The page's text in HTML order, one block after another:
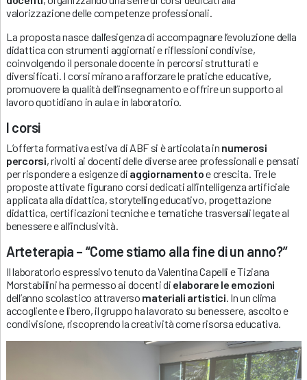
valorizzazione delle competenze professionali.
La proposta nasce dall’esigenza di accompagnare l’evoluzione della
didattica con strumenti aggiornati e riflessioni condivise,
coinvolgendo il personale docente in percorsi strutturati e
diversificati. I corsi mirano a rafforzare le pratiche educative,
promuovere la qualità dell’insegnamento e offrire un supporto al
lavoro quotidiano in aula e in laboratorio.
I corsi
L’offerta formativa estiva di ABF si è articolata in numerosi
percorsi, rivolti ai docenti delle diverse aree professionali e pensati
per rispondere a esigenze di aggiornamentoe crescita. Tre le
proposte attivate figurano corsi dedicati all’intelligenza artificiale
applicata alla didattica, storytelling educativo, progettazione
didattica, certificazioni tecniche e tematiche trasversali legate al
benessere e all’inclusività.
Arteterapia – “Come stiamo alla fine di un anno?”
Il laboratorio espressivo tenuto da Valentina Capelli e Tiziana
Morstabilini ha permesso ai docenti di elaborare le emozioni
dell’anno scolastico attraverso materiali artistici . In un clima
accogliente e libero, il gruppo ha lavorato su benessere, ascolto e
condivisione, riscoprendo la creatività come risorsa educativa.